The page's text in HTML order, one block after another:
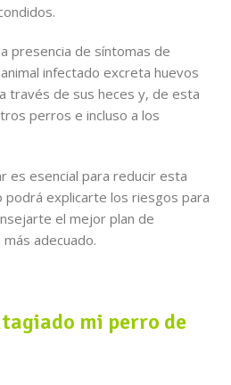
presencia de síntomas de
infectado excreta huevos
través de sus heces y, de esta
perros e incluso a los
es esencial para reducir esta
podrá explicarte los riesgos para
el mejor plan de
adecuado.
mi perro de